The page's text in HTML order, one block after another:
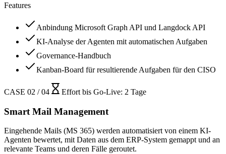
Features
Anbindung Microsoft Graph API und Langdock API
KI-Analyse der Agenten mit automatischen Aufgaben
Governance-Handbuch
Kanban-Board für resultierende Aufgaben für den CISO
CASE 02 / 04 Effort bis Go-Live: 2 Tage
Smart Mail Management
Eingehende Mails (MS 365) werden automatisiert von einem KI-
Agenten bewertet, mit Daten aus dem ERP-System gemappt und an
relevante Teams und deren Fälle geroutet.